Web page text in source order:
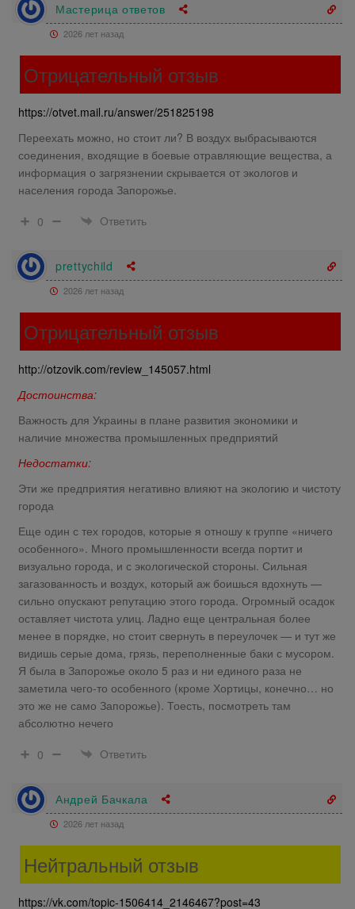
Мастерица ответов
2026 лет назад
Отрицательный отзыв
https://otvet.mail.ru/answer/251825198
Переехать можно, но стоит ли? В воздух выбрасываются
соединения, входящие в боевые отравляющие вещества, а
информация о загрязнении скрывается от экологов и
населения города Запорожье.
0
Ответить
prettychild
2026 лет назад
Отрицательный отзыв
http://otzovik.com/review_145057.html
Достоинства:
Важность для Украины в плане развития экономики и
наличие множества промышленных предприятий
Недостатки:
Эти же предприятия негативно влияют на экологию и чистоту
города
Еще один с тех городов, которые я отношу к группе «ничего
особенного». Много промышленности всегда портит и
визуально города, и с экологической стороны. Сильная
загазованность и воздух, который аж боишься вдохнуть —
сильно опускают репутацию этого города. Огромный осадок
оставляет чистота улиц. Ладно еще центральная более
менее в порядке, но стоит свернуть в переулочек — и тут же
видишь серые дома, грязь, переполненные баки с мусором.
Я была в Запорожье около 5 раз и ни единого раза не
заметила чего-то особенного (кроме Хортицы, конечно… но
это же не само Запорожье). Тоесть, посмотреть там
абсолютно нечего
0
Ответить
Андрей Бачкала
2026 лет назад
Нейтральный отзыв
https://vk.com/topic-1506414_2146467?post=43